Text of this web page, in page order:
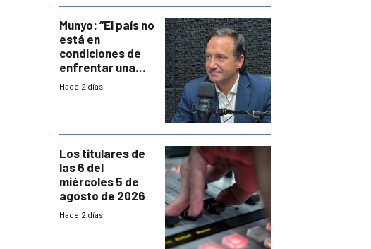
Munyo: “El país no
está en
condiciones de
enfrentar una
reducción de la
Hace 2 días
Los titulares de
las 6 del
miércoles 5 de
agosto de 2026
Hace 2 días